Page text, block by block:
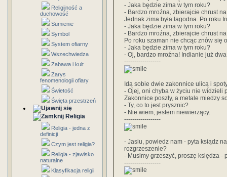
Religijność a
duchowość
Sumienie
Symbol
System ofiarny
Wszechwiedza
Zabawa i kult
Zarys
fenomenologii ofiary
Świetość
Święta przestrzeń
Religia
Religia - jedna z
definicji
Czym jest religia?
Religia - zjawisko
naturalne
Klasyfikacja religii
- Jaka będzie zima w tym roku?
- Bardzo mroźna, zbierajcie chrust na
Jednak zima była łagodna. Po roku
- Jaka będzie zima w tym roku?
- Bardzo mroźna, zbierajcie chrust
Po roku szaman nie chcąc znów się
- Jaka będzie zima w tym roku?
- Oj, bardzo mroźna! Indianie już
------------------
Idą sobie dwie zakonnice ulicą i
- Ojej, oni chyba w życiu nie widzieli
Zakonnice poszły, a metale miedzy
- Ty, co to jest prysznic?
- Nie wiem, jestem niewierzący.
------------------
- Jasiu, powiedz nam - pyta ksiądz
rozgrzeszenie?
- Musimy grzeszyć, proszę księdza -
------------------